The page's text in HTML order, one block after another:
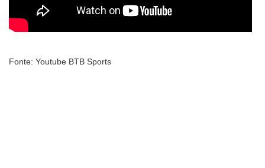
Fonte: Youtube BTB Sports